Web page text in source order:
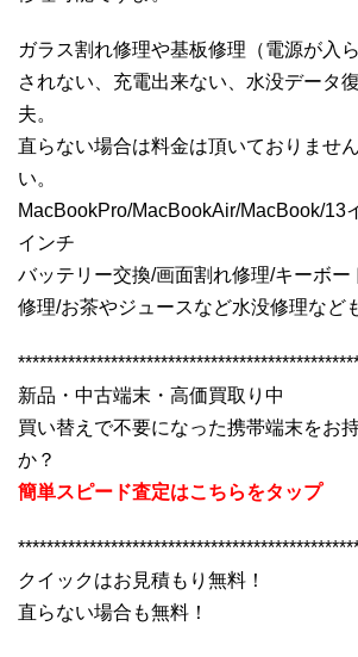
ガラス割れ修理や基板修理（電源が入
されない、充電出来ない、水没データ
夫。
直らない場合は料金は頂いておりませ
い。
MacBookPro/MacBookAir/MacBook/13
インチ
バッテリー交換/画面割れ修理/キーボー
修理/お茶やジュースなど水没修理など
新品・中古端末・高価買取り中
買い替えで不要になった携帯端末をお
か？
簡単スピード査定はこちらをタップ
クイックはお見積もり無料！
直らない場合も無料！